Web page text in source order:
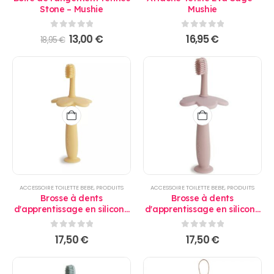
Stone – Mushie
0sur 5
18,95€ Le
prix
initial
était :
18,95 €.
13,00 €Le
actuel
Mushie
0sur 5
16,95€
ACCESSOIRE TOILETTE BEBE, PRODUITS
Brosse à dents
d'apprentissage en silicone
jaune - Mushie
0sur 5
17,50€
ACCESSOIRE TOILETTE BEBE, PRODUITS
Brosse à dents
d'apprentissage en silicone
rose - Mushie
0sur 5
17,50€